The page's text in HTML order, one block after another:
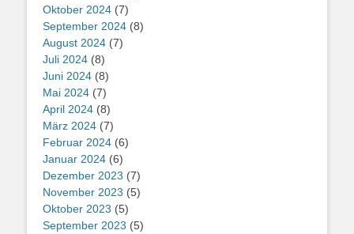
Oktober 2024 (7)
September 2024 (8)
August 2024 (7)
Juli 2024 (8)
Juni 2024 (8)
Mai 2024 (7)
April 2024 (8)
März 2024 (7)
Februar 2024 (6)
Januar 2024 (6)
Dezember 2023 (7)
November 2023 (5)
Oktober 2023 (5)
September 2023 (5)